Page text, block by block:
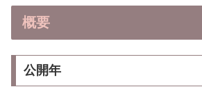
概要
公開年